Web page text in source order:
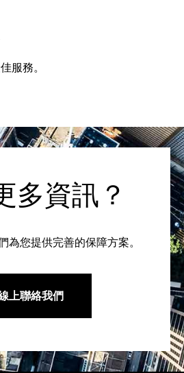
服務。
多資訊？
為您提供完善的保障方案。
上聯絡我們